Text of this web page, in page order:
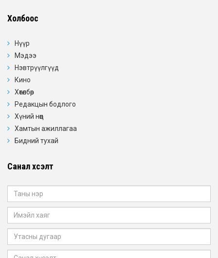
Холбоос
Нүүр
Мэдээ
Нэвтрүүлгүүд
Кино
Хөтөлбөр
Редакцын бодлого
Хүний нөөц
Хамтын ажиллагаа
Бидний тухай
Санал хүсэлт